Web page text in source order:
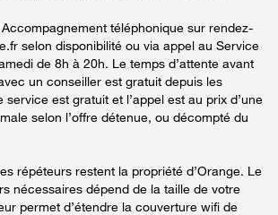
Accompagnement téléphonique sur rendez-
selon disponibilité ou via appel au Service
de 8h à 20h. Le temps d’attente avant
un conseiller est gratuit depuis les
est gratuit et l’appel est au prix d’une
selon l’offre détenue, ou décompté du
répéteurs restent la propriété d’Orange. Le
nécessaires dépend de la taille de votre
permet d’étendre la couverture wifi de